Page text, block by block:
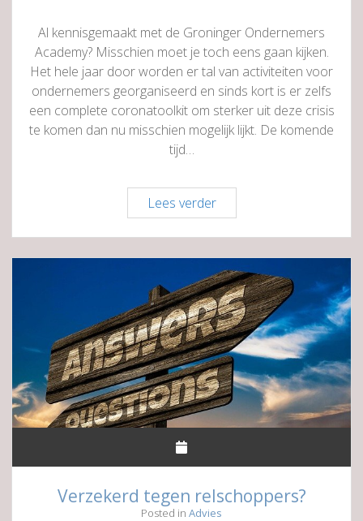
Al kennisgemaakt met de Groninger Ondernemers
Academy? Misschien moet je toch eens gaan kijken.
Het hele jaar door worden er tal van activiteiten voor
ondernemers georganiseerd en sinds kort is er zelfs
een complete coronatoolkit om sterker uit deze crisis
te komen dan nu misschien mogelijk lijkt. De komende
tijd…
Lees verderGratis
webinars
én
vouchers
voor
maatwerk
Verzekerd tegen relschoppers?
Posted in Advies